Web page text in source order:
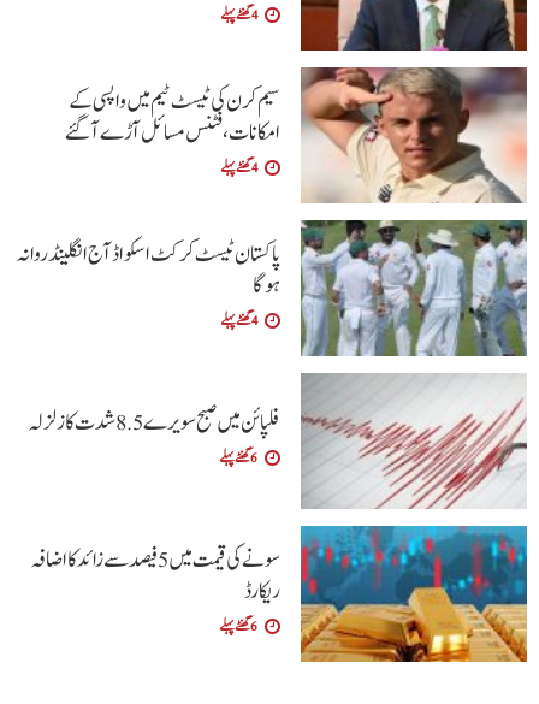
4 گھنٹے پہلے
سیم کرن کی ٹیسٹ ٹیم میں واپسی کے
امکانات،فٹنس مسائل آڑے آگئے
4 گھنٹے پہلے
پاکستان ٹیسٹ کرکٹ اسکواڈ آج انگلینڈ روانہ
ہوگا
4 گھنٹے پہلے
فلپائن میں صبح سویرے 5 .8 شدت کا زلزلہ
6 گھنٹے پہلے
سونے کی قیمت میں 5 فیصد سے زائد کا اضافہ
ریکارڈ
6 گھنٹے پہلے